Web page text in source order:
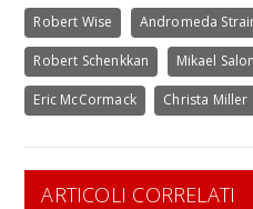
Robert Wise Andromeda
Robert Schenkkan Mikael
Eric McCormack Christa Miller
ARTICOLI CORRELATI